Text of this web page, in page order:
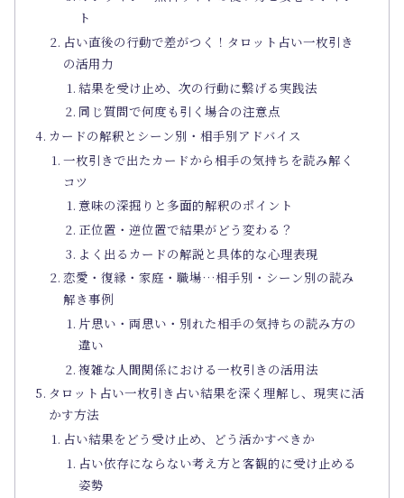
ト
占い直後の行動で差がつく！タロット占い一枚引き
の活用力
結果を受け止め、次の行動に繋げる実践法
同じ質問で何度も引く場合の注意点
カードの解釈とシーン別・相手別アドバイス
一枚引きで出たカードから相手の気持ちを読み解く
コツ
意味の深掘りと多面的解釈のポイント
正位置・逆位置で結果がどう変わる？
よく出るカードの解説と具体的な心理表現
恋愛・復縁・家庭・職場…相手別・シーン別の読み
解き事例
片思い・両思い・別れた相手の気持ちの読み方の
違い
複雑な人間関係における一枚引きの活用法
タロット占い一枚引き占い結果を深く理解し、現実に活
かす方法
占い結果をどう受け止め、どう活かすべきか
占い依存にならない考え方と客観的に受け止める
姿勢